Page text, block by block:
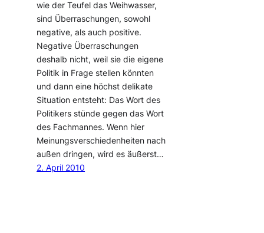
wie der Teufel das Weihwasser,
sind Überraschungen, sowohl
negative, als auch positive.
Negative Überraschungen
deshalb nicht, weil sie die eigene
Politik in Frage stellen könnten
und dann eine höchst delikate
Situation entsteht: Das Wort des
Politikers stünde gegen das Wort
des Fachmannes. Wenn hier
Meinungsverschiedenheiten nach
außen dringen, wird es äußerst…
2. April 2010